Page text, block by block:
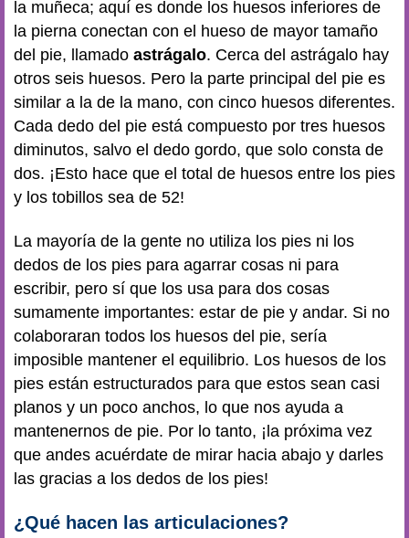
la muñeca; aquí es donde los huesos inferiores de
la pierna conectan con el hueso de mayor tamaño
del pie, llamado astrágalo. Cerca del astrágalo hay
otros seis huesos. Pero la parte principal del pie es
similar a la de la mano, con cinco huesos diferentes.
Cada dedo del pie está compuesto por tres huesos
diminutos, salvo el dedo gordo, que solo consta de
dos. ¡Esto hace que el total de huesos entre los pies
y los tobillos sea de 52!
La mayoría de la gente no utiliza los pies ni los
dedos de los pies para agarrar cosas ni para
escribir, pero sí que los usa para dos cosas
sumamente importantes: estar de pie y andar. Si no
colaboraran todos los huesos del pie, sería
imposible mantener el equilibrio. Los huesos de los
pies están estructurados para que estos sean casi
planos y un poco anchos, lo que nos ayuda a
mantenernos de pie. Por lo tanto, ¡la próxima vez
que andes acuérdate de mirar hacia abajo y darles
las gracias a los dedos de los pies!
¿Qué hacen las articulaciones?